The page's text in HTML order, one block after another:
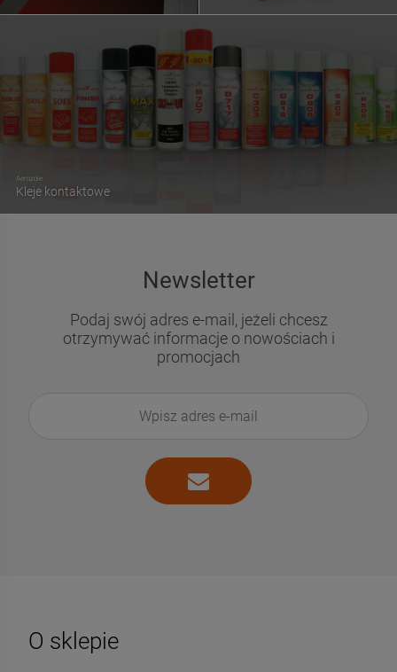
Aerozole
Kleje kontaktowe
Newsletter
Podaj swój adres e-mail, jeżeli chcesz
otrzymywać informacje o nowościach i
promocjach
O sklepie